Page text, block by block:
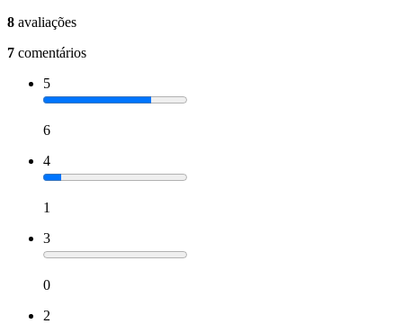
8 avaliações
7 comentários
5
6
4
1
3
0
2